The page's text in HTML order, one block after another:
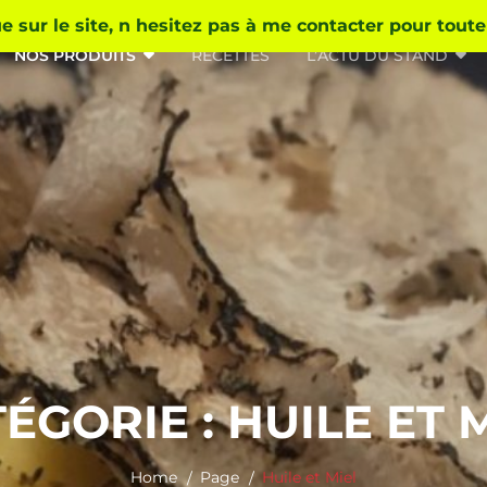
sur le site, n hesitez pas à me contacter pour
NOS PRODUITS RECETTES L’ACTU DU STAND
:HUILE ET
Home Page Huile et Miel